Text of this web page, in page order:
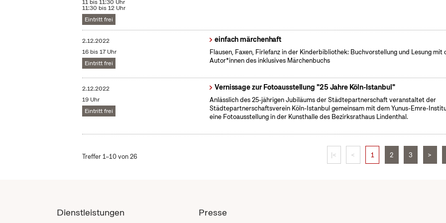
11 bis 11:30 Uhr
11:30 bis 12 Uhr
Eintritt frei
2.12.2022
16 bis 17 Uhr
Eintritt frei
einfach märchenhaft
Flausen, Faxen, Firlefanz in der Kinderbibliothek: Buchvorstellung und Lesung mit
Autor*innen des inklusives Märchenbuchs
2.12.2022
19 Uhr
Eintritt frei
Vernissage zur Fotoausstellung "25 Jahre Köln-Istanbul"
Anlässlich des 25-jährigen Jubiläums der Städtepartnerschaft veranstaltet der
Städtepartnerschaftsverein Köln-Istanbul gemeinsam mit dem Yunus-Emre-
eine Fotoausstellung in der Kunsthalle des Bezirksrathaus Lindenthal.
Treffer 1–10 von 26 |< < 1 2 3 >
Dienstleistungen Presse